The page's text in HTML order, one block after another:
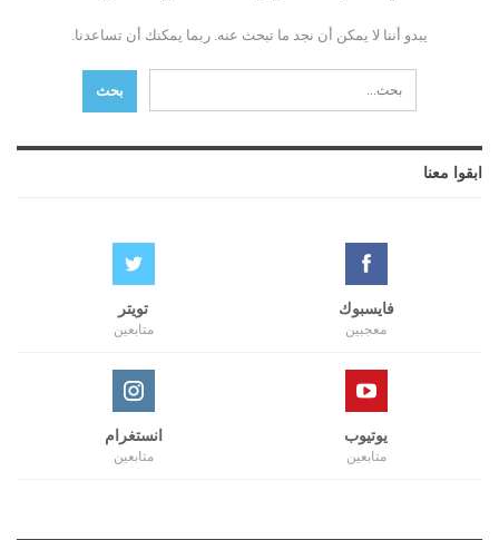
يبدو أننا لا يمكن أن نجد ما تبحث عنه. ربما يمكنك أن تساعدنا.
ابقوا معنا
فايسبوك
معجبين
تويتر
متابعين
يوتيوب
متابعين
انستغرام
متابعين